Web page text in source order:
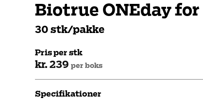
Biotrue ONEday
30 stk/pakke
Pris per stk
kr. 239 per boks
Specifikationer